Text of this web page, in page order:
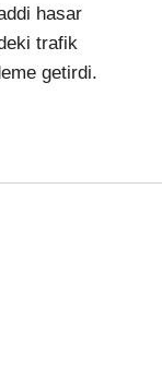
hasar
trafik
getirdi.